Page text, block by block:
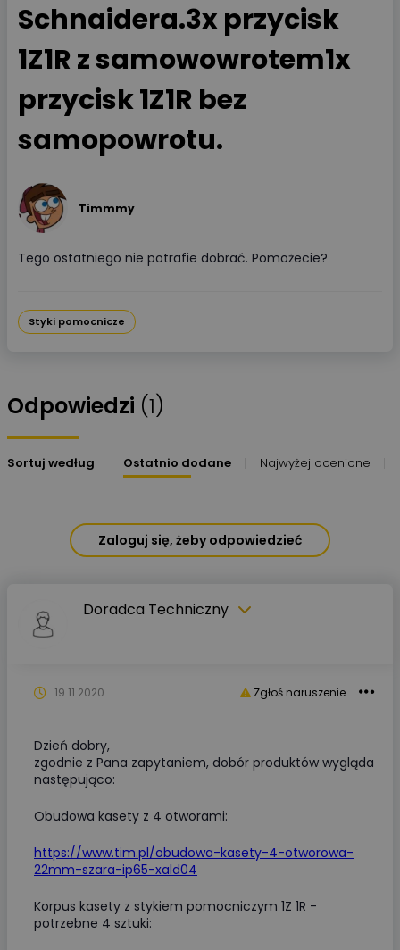
Schnaidera.3x przycisk
1Z1R z samowowrotem1x
przycisk 1Z1R bez
samopowrotu.
Timmmy
Tego ostatniego nie potrafie dobrać. Pomożecie?
Styki pomocnicze
Odpowiedzi (1)
Sortuj według Ostatnio dodane Najwyżej ocenione
Zaloguj się, żeby odpowiedzieć
Doradca Techniczny
Zgłoś naruszenie
19.11.2020
Dzień dobry,
zgodnie z Pana zapytaniem, dobór produktów wygląda
następująco:
Obudowa kasety z 4 otworami:
https://www.tim.pl/obudowa-kasety-4-otworowa-
22mm-szara-ip65-xald04
Korpus kasety z stykiem pomocniczym 1Z 1R -
potrzebne 4 sztuki: